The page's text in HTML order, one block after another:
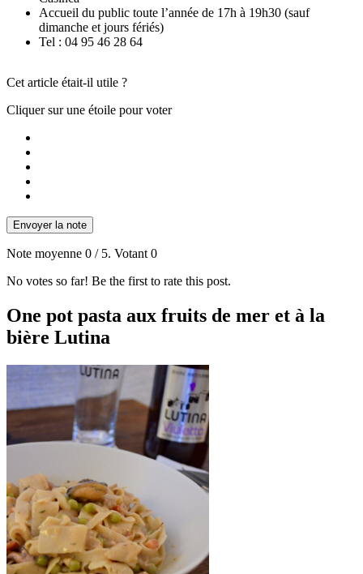
Accueil du public toute l’année de 17h à 19h30 (sauf
dimanche et jours fériés)
Tel : 04 95 46 28 64
Cet article était-il utile ?
Cliquer sur une étoile pour voter
Envoyer la note
Note moyenne 0 / 5. Votant 0
No votes so far! Be the first to rate this post.
One pot pasta aux fruits de mer et à la
bière Lutina